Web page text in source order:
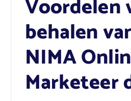
Voordelen
behalen
NIMA
Marketeer